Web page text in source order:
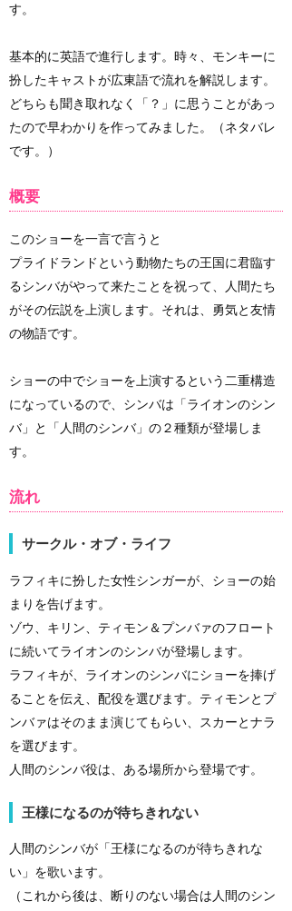
す。
基本的に英語で進行します。時々、モンキーに
扮したキャストが広東語で流れを解説します。
どちらも聞き取れなく「？」に思うことがあっ
たので早わかりを作ってみました。（ネタバレ
です。）
概要
このショーを一言で言うと
プライドランドという動物たちの王国に君臨す
るシンバがやって来たことを祝って、人間たち
がその伝説を上演します。それは、勇気と友情
の物語です。
ショーの中でショーを上演するという二重構造
になっているので、シンバは「ライオンのシン
バ」と「人間のシンバ」の２種類が登場しま
す。
流れ
サークル・オブ・ライフ
ラフィキに扮した女性シンガーが、ショーの始
まりを告げます。
ゾウ、キリン、ティモン＆プンバァのフロート
に続いてライオンのシンバが登場します。
ラフィキが、ライオンのシンバにショーを捧げ
ることを伝え、配役を選びます。ティモンとプ
ンバァはそのまま演じてもらい、スカーとナラ
を選びます。
人間のシンバ役は、ある場所から登場です。
王様になるのが待ちきれない
人間のシンバが「王様になるのが待ちきれな
い」を歌います。
（これから後は、断りのない場合は人間のシン